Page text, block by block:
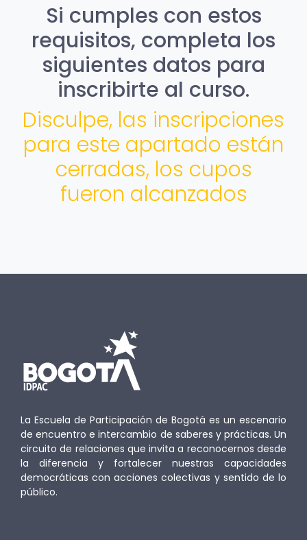
Si cumples con estos
requisitos, completa los
siguientes datos para
inscribirte al curso.
Disculpe, las inscripciones
para este apartado están
cerradas, los cupos
fueron alcanzados
La Escuela de Participación de Bogotá es un escenario
de encuentro e intercambio de saberes y prácticas. Un
circuito de relaciones que invita a reconocernos desde
la diferencia y fortalecer nuestras capacidades
democráticas con acciones colectivas y sentido de lo
público.